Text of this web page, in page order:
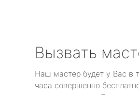
Вызвать
Наш мастер будет у Вас в
часа совершенно